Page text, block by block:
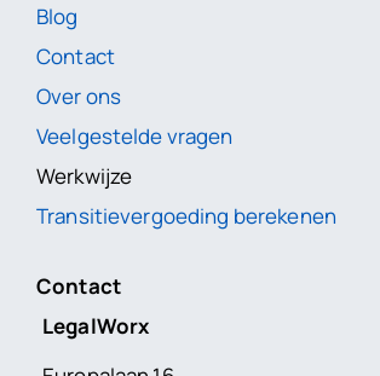
Blog
Contact
Over ons
Veelgestelde vragen
Werkwijze
Transitievergoeding berekenen
Contact
LegalWorx